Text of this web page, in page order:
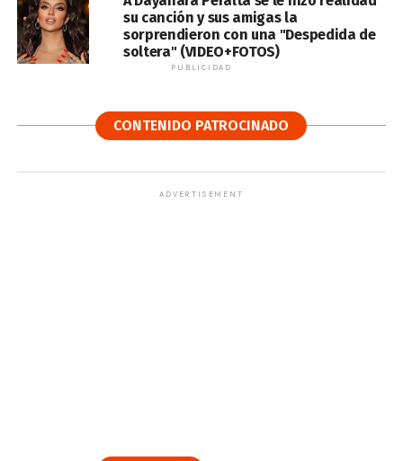
su canción y sus amigas la
sorprendieron con una "Despedida de
soltera" (VIDEO+FOTOS)
PUBLICIDAD
CONTENIDO PATROCINADO
ADVERTISEMENT